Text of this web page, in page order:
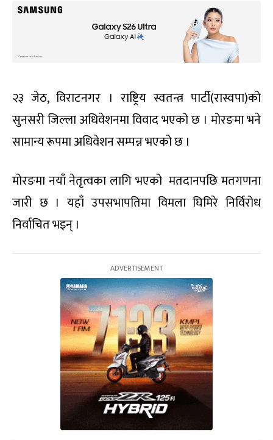
२३ जेठ, विराटनगर । राष्ट्रिय स्वतन्त्र पार्टी(रास्वपा)को
सुनसरी जिल्ला अधिवेशनमा विवाद भएको छ । मोरङमा भने
सामान्य रूपमा अधिवेशन सम्पन्न भएको छ ।
मोरङमा नयाँ नेतृत्वका लागि भएको मतदानपछि मतगणना
जारी छ । यहाँ उपसभापतिमा विमला घिमिरे निर्विरोध
निर्वाचित भइन् ।